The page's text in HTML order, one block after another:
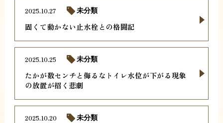
固くて動かない止水栓との格闘記
2025.10.27 未分類
たかが数センチと侮るなトイレ水位が下がる現象
の放置が招く悲劇
2025.10.25 未分類
2025.10.20 未分類